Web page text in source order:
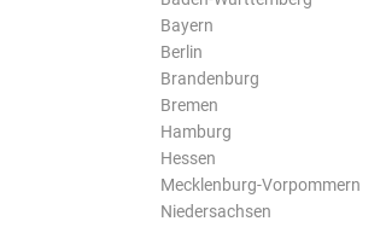
Bayern
Berlin
Brandenburg
Bremen
Hamburg
Hessen
Mecklenburg-Vorpommern
Niedersachsen